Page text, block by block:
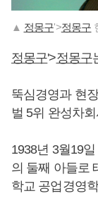
▲ 정몽구'>정몽구
정몽구'>정몽구
뚝심경영과 현
벌 5위 완성차
1938년 3월19
의 둘째 아들로
학교 공업경영